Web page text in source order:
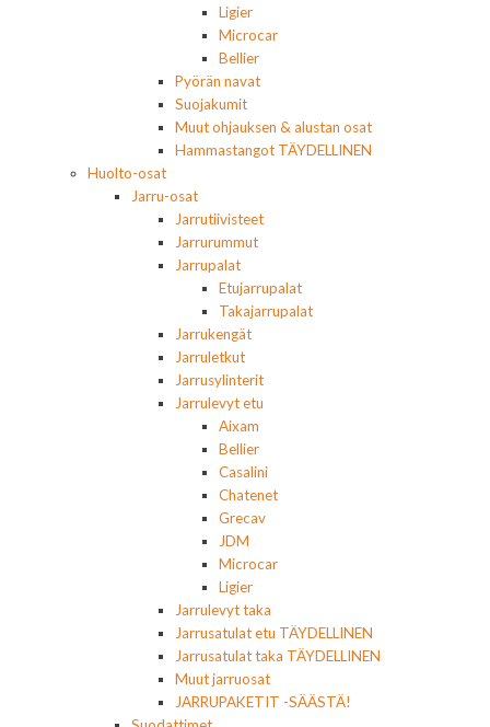
Ligier
Microcar
Bellier
Pyörän navat
Suojakumit
Muut ohjauksen & alustan osat
Hammastangot TÄYDELLINEN
Huolto-osat
Jarru-osat
Jarrutiivisteet
Jarrurummut
Jarrupalat
Etujarrupalat
Takajarrupalat
Jarrukengät
Jarruletkut
Jarrusylinterit
Jarrulevyt etu
Aixam
Bellier
Casalini
Chatenet
Grecav
JDM
Microcar
Ligier
Jarrulevyt taka
Jarrusatulat etu TÄYDELLINEN
Jarrusatulat taka TÄYDELLINEN
Muut jarruosat
JARRUPAKETIT -SÄÄSTÄ!